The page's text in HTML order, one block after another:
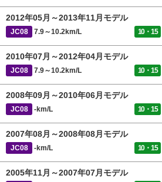
2012年05月～2013年11月モデル
JC08 7.9～10.2km/L 10・15
2010年07月～2012年04月モデル
JC08 7.9～10.2km/L 10・15
2008年09月～2010年06月モデル
JC08 -km/L 10・15
2007年08月～2008年08月モデル
JC08 -km/L 10・15
2005年11月～2007年07月モデル